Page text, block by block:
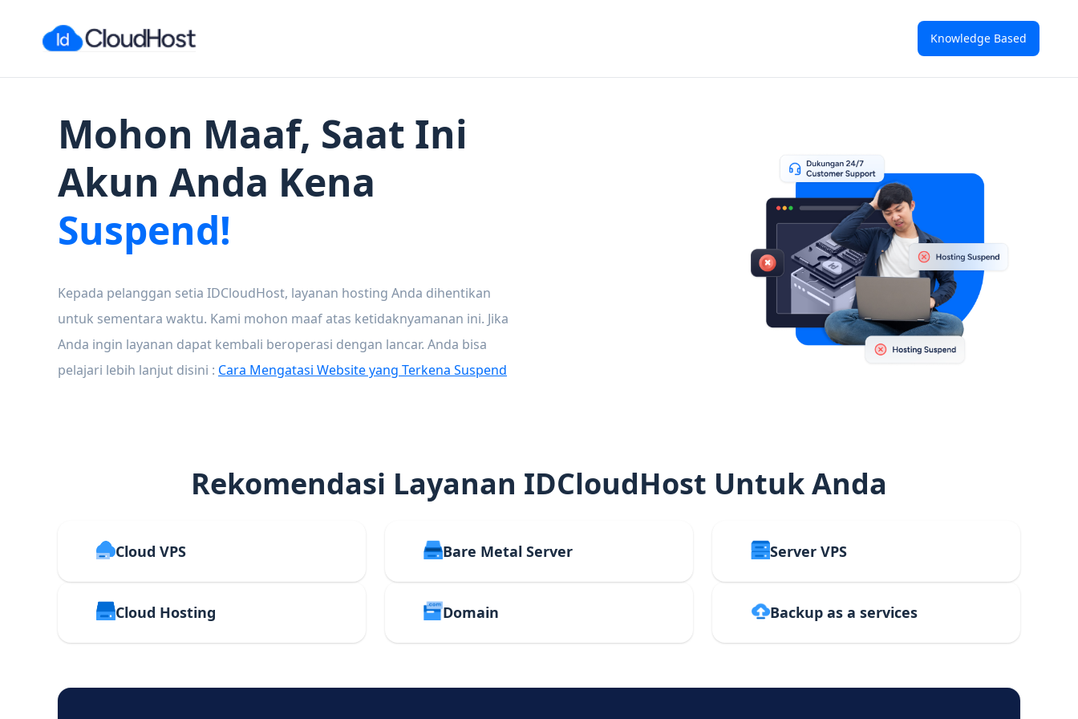
Knowledge Based
Mohon Maaf, Saat Ini
Akun Anda Kena
Suspend!
Kepada pelanggan setia IDCloudHost, layanan hosting Anda dihentikan
untuk sementara waktu. Kami mohon maaf atas ketidaknyamanan ini. Jika
Anda ingin layanan dapat kembali beroperasi dengan lancar. Anda bisa
pelajari lebih lanjut disini : Cara Mengatasi Website yang Terkena Suspend
Rekomendasi Layanan IDCloudHost Untuk Anda
Cloud VPS Bare Metal Server Server VPS
Cloud Hosting Domain Backup as a services